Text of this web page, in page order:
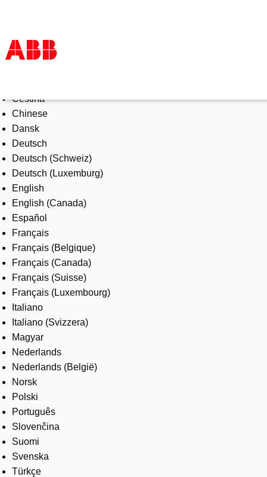
Products & Solutions
Industries
Services
About us
Where to buy
Contact us
Careers
Čeština
Chinese
Dansk
Deutsch
Deutsch (Schweiz)
Deutsch (Luxemburg)
English
English (Canada)
Español
Français
Français (Belgique)
Français (Canada)
Français (Suisse)
Français (Luxembourg)
Italiano
Italiano (Svizzera)
Magyar
Nederlands
Nederlands (België)
Norsk
Polski
Português
Slovenčina
Suomi
Svenska
Türkçe